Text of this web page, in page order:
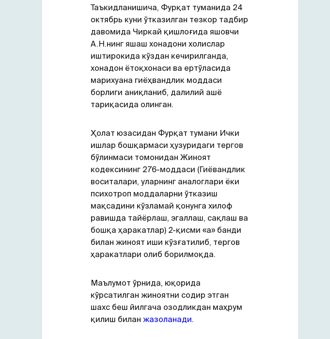
Таъкидланишича, Фурқат туманида 24
октябрь куни ўтказилган тезкор тадбир
давомида Чиркай қишлоғида яшовчи
А.Н.нинг яшаш хонадони холислар
иштирокида кўздан кечирилганда,
хонадон ётоқхонаси ва ертўласида
марихуана гиёҳвандлик моддаси
борлиги аниқланиб, далилий ашё
тариқасида олинган.
Ҳолат юзасидан Фурқат тумани Ички
ишлар бошқармаси ҳузуридаги тергов
бўлинмаси томонидан Жиноят
кодексининг 276-моддаси (Гиёвандлик
воситалари, уларнинг аналоглари ёки
психотроп моддаларни ўтказиш
мақсадини кўзламай қонунга хилоф
равишда тайёрлаш, эгаллаш, сақлаш ва
бошқа ҳаракатлар) 2-қисми «а» банди
билан жиноят иши кўзғатилиб, тергов
ҳаракатлари олиб борилмоқда.
Маълумот ўрнида, юқорида
кўрсатилган жиноятни содир этган
шахс беш йилгача озодликдан маҳрум
қилиш билан жазоланади.